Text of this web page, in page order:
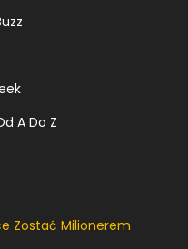
A Do Z
Zostać Milionerem